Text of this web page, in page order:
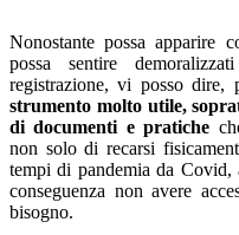
Nonostante possa apparire
possa sentire
registrazione, vi posso dire,
strumento molto utile,
di documenti e pratiche
non solo di recarsi
tempi di pandemia da Covid,
conseguenza non avere
bisogno.